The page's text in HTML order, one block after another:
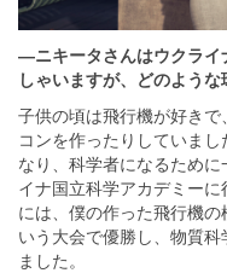
―ニキータさんはウクライ
しゃいますが、どのよう
子供の頃は飛行機が好き
コンを作ったりしていま
なり、科学者になるため
イナ国立科学アカデミー
には、僕の作った飛行機
いう大会で優勝し、物質
ました。